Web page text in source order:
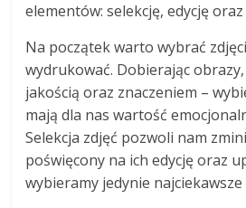
elementów: selekcję, edycję
Na początek warto wybrać
wydrukować. Dobierając
jakością oraz znaczeniem –
mają dla nas wartość
Selekcja zdjęć pozwoli nam
poświęcony na ich edycję oraz
wybieramy jedynie najciekawsze